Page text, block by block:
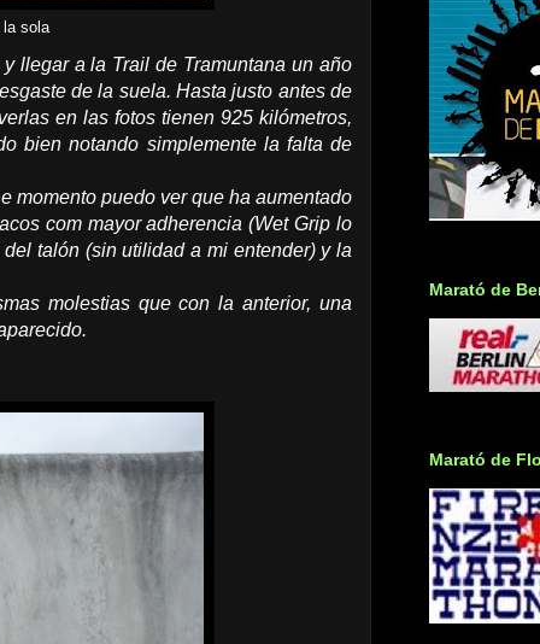
la sola
llegar a la Trail de Tramuntana un año
de la suela. Hasta justo antes de
en las fotos tienen 925 kilómetros,
bien notando simplemente la falta de
momento puedo ver que ha aumentado
com mayor adherencia (Wet Grip lo
talón (sin utilidad a mi entender) y la
molestias que con la anterior, una
Marató de
Marató de